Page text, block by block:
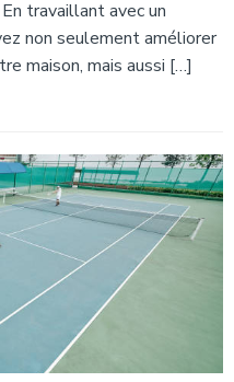
travaillant avec un
non seulement améliorer
maison, mais aussi […]